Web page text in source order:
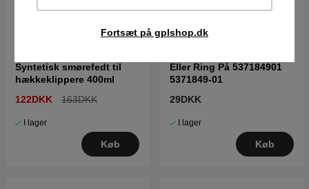
Fortsæt på gplshop.dk
Syntetisk smørefedt til
hækkeklippere 400ml
122DKK
163DKK
I lager
Køb
Eller Ring På 537184901
5371849-01
29DKK
I lager
Køb